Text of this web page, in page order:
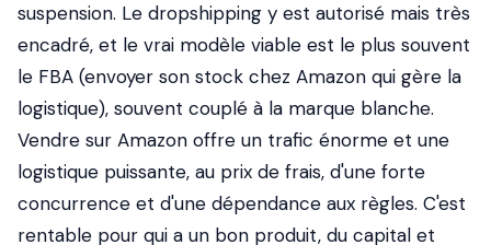
suspension. Le dropshipping y est autorisé mais très
encadré, et le vrai modèle viable est le plus souvent
le FBA (envoyer son stock chez Amazon qui gère la
logistique), souvent couplé à la marque blanche.
Vendre sur Amazon offre un trafic énorme et une
logistique puissante, au prix de frais, d'une forte
concurrence et d'une dépendance aux règles. C'est
rentable pour qui a un bon produit, du capital et